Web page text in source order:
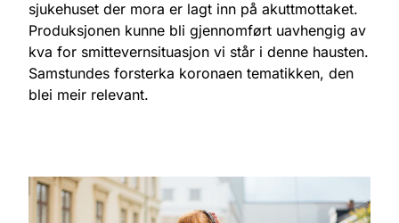
sjukehuset der mora er lagt inn på akuttmottaket.
Produksjonen kunne bli gjennomført uavhengig av
kva for smittevernsituasjon vi står i denne hausten.
Samstundes forsterka koronaen tematikken, den
blei meir relevant.